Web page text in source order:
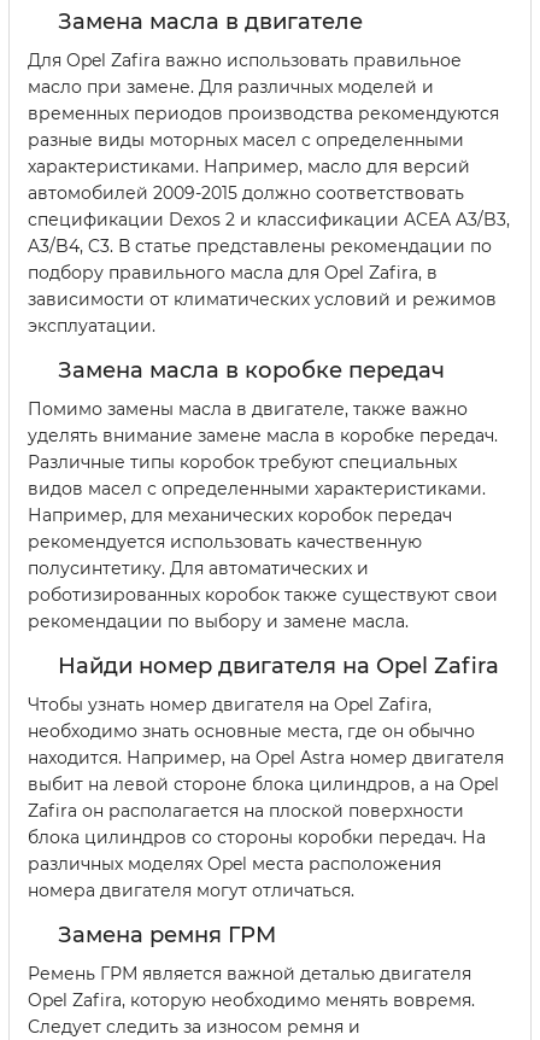
Замена масла в двигателе
Для Opel Zafira важно использовать правильное
масло при замене. Для различных моделей и
временных периодов производства рекомендуются
разные виды моторных масел с определенными
характеристиками. Например, масло для версий
автомобилей 2009-2015 должно соответствовать
спецификации Dexos 2 и классификации ACEA A3/B3,
A3/B4, C3. В статье представлены рекомендации по
подбору правильного масла для Opel Zafira, в
зависимости от климатических условий и режимов
эксплуатации.
Замена масла в коробке передач
Помимо замены масла в двигателе, также важно
уделять внимание замене масла в коробке передач.
Различные типы коробок требуют специальных
видов масел с определенными характеристиками.
Например, для механических коробок передач
рекомендуется использовать качественную
полусинтетику. Для автоматических и
роботизированных коробок также существуют свои
рекомендации по выбору и замене масла.
Найди номер двигателя на Opel Zafira
Чтобы узнать номер двигателя на Opel Zafira,
необходимо знать основные места, где он обычно
находится. Например, на Opel Astra номер двигателя
выбит на левой стороне блока цилиндров, а на Opel
Zafira он располагается на плоской поверхности
блока цилиндров со стороны коробки передач. На
различных моделях Opel места расположения
номера двигателя могут отличаться.
Замена ремня ГРМ
Ремень ГРМ является важной деталью двигателя
Opel Zafira, которую необходимо менять вовремя.
Следует следить за износом ремня и